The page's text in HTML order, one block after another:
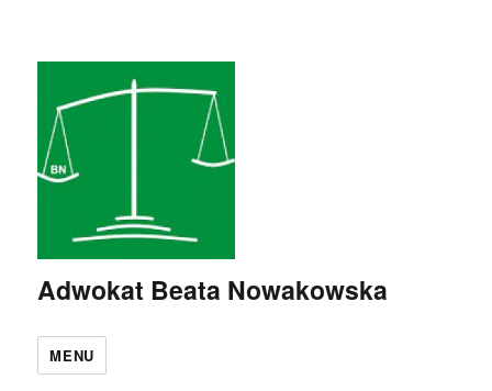
Adwokat Beata Nowakowska
MENU